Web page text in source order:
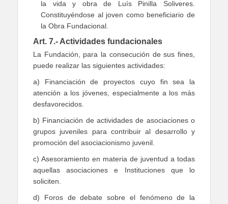
la vida y obra de Luís Pinilla Soliveres.
Constituyéndose al joven como beneficiario de
la Obra Fundacional.
Art. 7.- Actividades fundacionales
La Fundación, para la consecución de sus fines,
puede realizar las siguientes actividades:
a) Financiación de proyectos cuyo fin sea la
atención a los jóvenes, especialmente a los más
desfavorecidos.
b) Financiación de actividades de asociaciones o
grupos juveniles para contribuir al desarrollo y
promoción del asociacionismo juvenil.
c) Asesoramiento en materia de juventud a todas
aquellas asociaciones e Instituciones que lo
soliciten.
d) Foros de debate sobre el fenómeno de la